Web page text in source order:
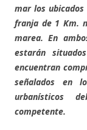
mar los
franja de 1 Km.
marea. En
estarán
encuentran
señalados en
urbanísticos
competente.